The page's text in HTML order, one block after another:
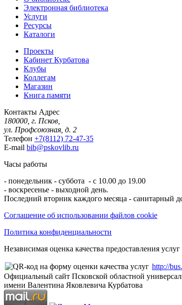
Электронная библиотека
Услуги
Ресурсы
Каталоги
Проекты
Кабинет Курбатова
Клубы
Коллегам
Магазин
Книга памяти
Контакты Адрес
180000, г. Псков,
ул. Профсоюзная, д. 2
Телефон +7(8112) 72-47-35
E-mail bib@pskovlib.ru
Часы работы
- понедельник - суббота - с 10.00 до 19.00
- воскресенье - выходной день.
Последний вторник каждого месяца - санитарный
Соглашение об использовании файлов cookie
Политика конфиденциальности
Независимая оценка качества предоставления
http://
Официальный сайт Псковской областной
имени Валентина Яковлевича Курбатова